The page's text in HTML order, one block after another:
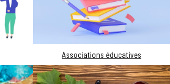
Associations éducatives